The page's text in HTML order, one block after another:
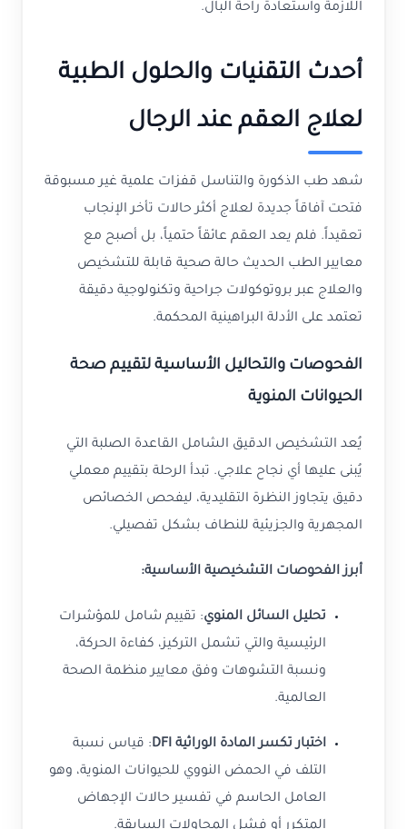
اللازمة واستعادة راحة البال.
أحدث التقنيات والحلول الطبية
لعلاج العقم عند الرجال
شهد طب الذكورة والتناسل قفزات علمية غير مسبوقة
فتحت آفاقاً جديدة لعلاج أكثر حالات تأخر الإنجاب
تعقيداً. فلم يعد العقم عائقاً حتمياً، بل أصبح مع
معايير الطب الحديث حالة صحية قابلة للتشخيص
والعلاج عبر بروتوكولات جراحية وتكنولوجية دقيقة
تعتمد على الأدلة البراهينية المحكمة.
الفحوصات والتحاليل الأساسية لتقييم صحة
الحيوانات المنوية
يُعد التشخيص الدقيق الشامل القاعدة الصلبة التي
يُبنى عليها أي نجاح علاجي. تبدأ الرحلة بتقييم معملي
دقيق يتجاوز النظرة التقليدية، ليفحص الخصائص
المجهرية والجزيئية للنطاف بشكل تفصيلي.
أبرز الفحوصات التشخيصية الأساسية:
تحليل السائل المنوي: تقييم شامل للمؤشرات
الرئيسية والتي تشمل التركيز، كفاءة الحركة،
ونسبة التشوهات وفق معايير منظمة الصحة
العالمية.
اختبار تكسر المادة الوراثية DFI
: قياس نسبة
التلف في الحمض النووي للحيوانات المنوية، وهو
العامل الحاسم في تفسير حالات الإجهاض